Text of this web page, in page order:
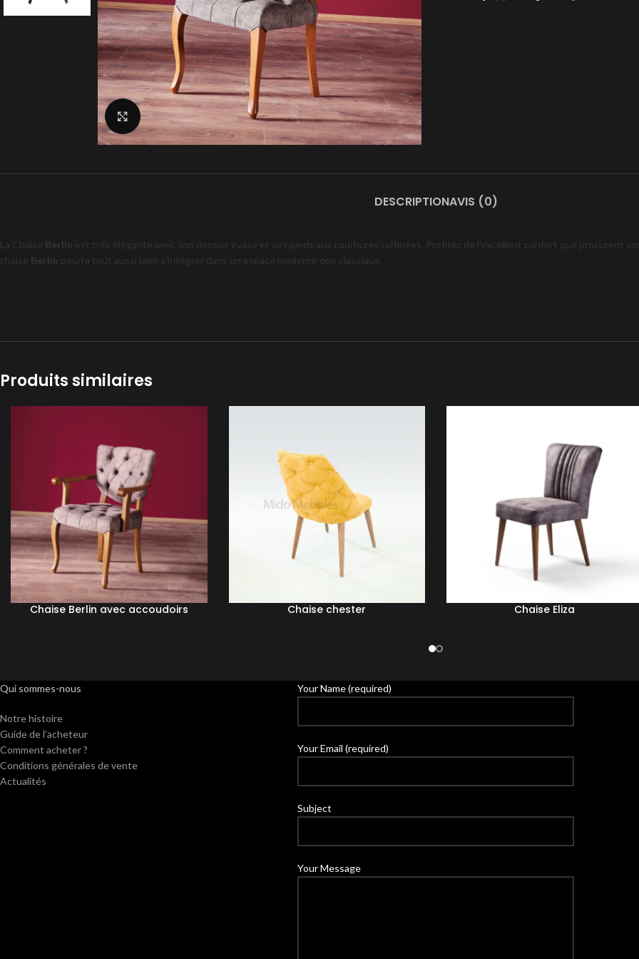
Click to enlarge
DESCRIPTIONAVIS (0)
La Chaise Berlin est très élégante avec son dossier évasé et ses pieds aux courbures raffinées. Profitez de l’excellent confort que procurent
chaise Berlin pourra tout aussi bien s’intégrer dans un espace moderne que classique.
Produits similaires
LIRE LA SUITE
Chaise Berlin avec accoudoirs LIRE LA SUITEChaise chester Chaise Eliza
Qui sommes-nous
Notre histoire
Guide de l’acheteur
Comment acheter ?
Conditions générales de vente
Actualités
Your Name (required)
Your Email (required)
Subject
Your Message